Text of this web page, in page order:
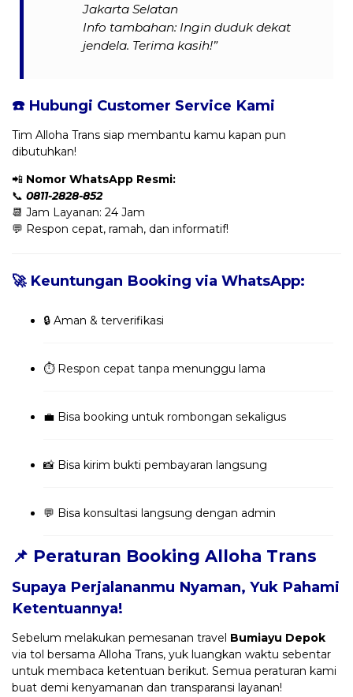
Jakarta Selatan
Info tambahan: Ingin duduk dekat
jendela. Terima kasih!”
☎️ Hubungi Customer Service Kami
Tim Alloha Trans siap membantu kamu kapan pun
dibutuhkan!
📲 Nomor WhatsApp Resmi:
📞 0811-2828-852
📆 Jam Layanan: 24 Jam
💬 Respon cepat, ramah, dan informatif!
🚀 Keuntungan Booking via WhatsApp:
🔒 Aman & terverifikasi
⏱️ Respon cepat tanpa menunggu lama
💼 Bisa booking untuk rombongan sekaligus
📸 Bisa kirim bukti pembayaran langsung
💬 Bisa konsultasi langsung dengan admin
📌 Peraturan Booking Alloha Trans
Supaya Perjalananmu Nyaman, Yuk Pahami
Ketentuannya!
Sebelum melakukan pemesanan travel Bumiayu Depok
via tol bersama Alloha Trans, yuk luangkan waktu sebentar
untuk membaca ketentuan berikut. Semua peraturan kami
buat demi kenyamanan dan transparansi layanan!